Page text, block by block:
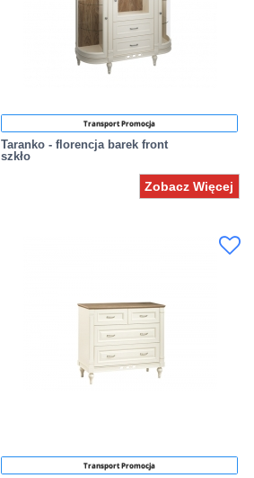
Transport Promocja
Taranko - florencja barek front
szkło
Zobacz Więcej
Transport Promocja